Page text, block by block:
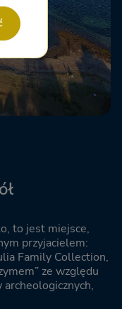
to jest miejsce,
przyjacielem:
Family Collection,
ze względu